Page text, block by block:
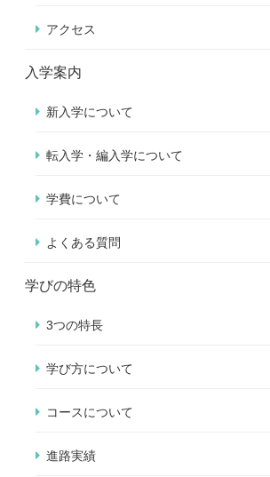
アクセス
入学案内
新入学について
転入学・編入学について
学費について
よくある質問
学びの特色
3つの特長
学び方について
コースについて
進路実績